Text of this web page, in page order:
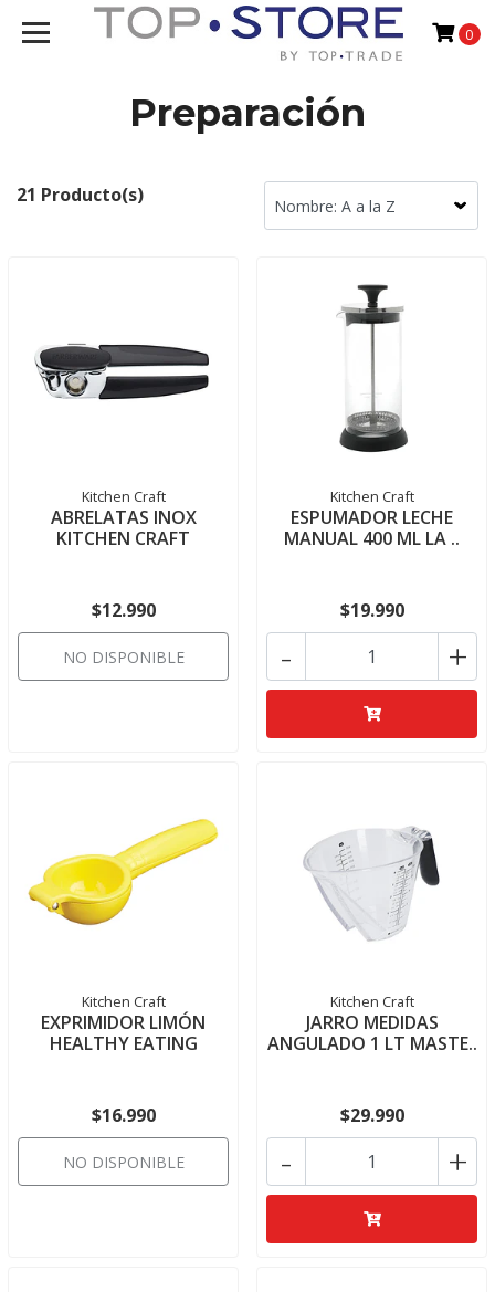
0
Preparación
21 Producto(s)
Kitchen Craft
ABRELATAS INOX
KITCHEN CRAFT
$12.990
NO DISPONIBLE
Kitchen Craft
ESPUMADOR LECHE
MANUAL 400 ML LA ..
$19.990
+
-
Kitchen Craft
EXPRIMIDOR LIMÓN
HEALTHY EATING
$16.990
NO DISPONIBLE
Kitchen Craft
JARRO MEDIDAS
ANGULADO 1 LT MASTE..
$29.990
+
-